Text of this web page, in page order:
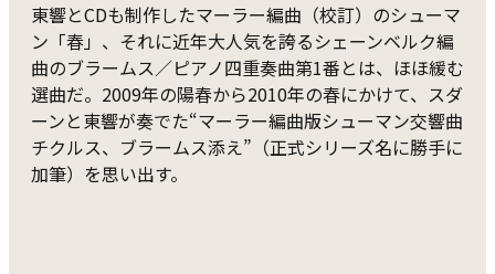
東響とCDも制作したマーラー編曲（校訂）のシューマ
ン「春」、それに近年大人気を誇るシェーンベルク編
曲のブラームス／ピアノ四重奏曲第1番とは、ほほ緩む
選曲だ。2009年の陽春から2010年の春にかけて、スダ
ーンと東響が奏でた“マーラー編曲版シューマン交響曲
チクルス、ブラームス添え”（正式シリーズ名に勝手に
加筆）を思い出す。